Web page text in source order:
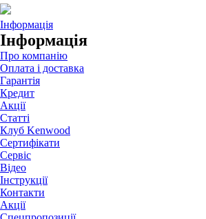
Інформація
Інформація
Про компанію
Оплата і доставка
Гарантія
Кредит
Акції
Статті
Клуб Kenwood
Сертифікати
Сервіс
Відео
Інструкції
Контакти
Акції